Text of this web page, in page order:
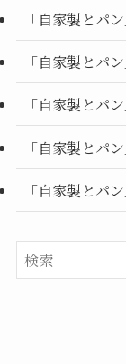
「自家製とパ
「自家製とパ
「自家製とパ
「自家製とパ
「自家製とパ